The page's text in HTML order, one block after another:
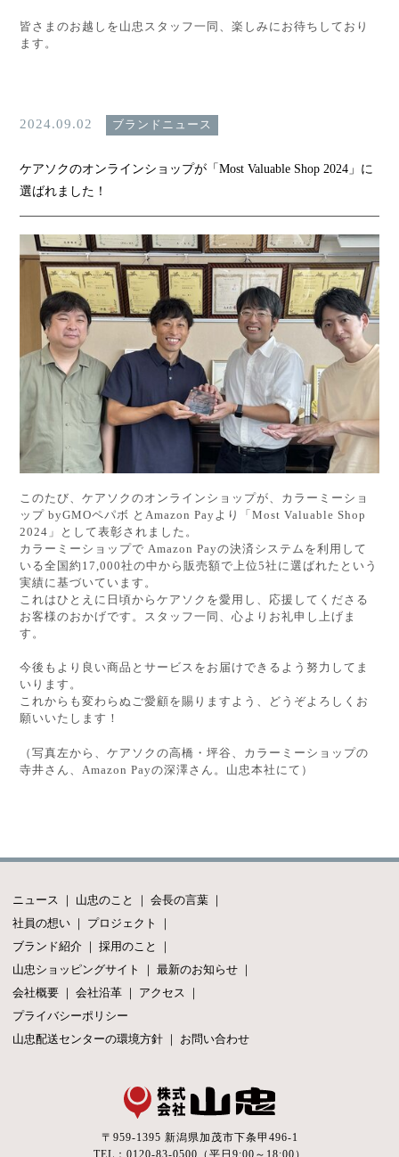
皆さまのお越しを山忠スタッフ一同、楽しみにお待ちしており
ます。
2024.09.02 ブランドニュース
ケアソクのオンラインショップが「Most Valuable Shop 2024」に
選ばれました！
このたび、ケアソクのオンラインショップが、カラーミーショ
ップ byGMOペパボ とAmazon Payより「Most Valuable Shop
2024」として表彰されました。
カラーミーショップで Amazon Payの決済システムを利用して
いる全国約17,000社の中から販売額で上位5社に選ばれたという
実績に基づいています。
これはひとえに日頃からケアソクを愛用し、応援してくださる
お客様のおかげです。スタッフ一同、心よりお礼申し上げま
す。
今後もより良い商品とサービスをお届けできるよう努力してま
いります。
これからも変わらぬご愛顧を賜りますよう、どうぞよろしくお
願いいたします！
（写真左から、ケアソクの高橋・坪谷、カラーミーショップの
寺井さん、 Amazon Payの深澤さん。山忠本社にて）
ニュース ｜ 山忠のこと ｜会長の言葉 ｜
社員の想い ｜ プロジェクト
｜
ブランド紹介 ｜採用のこと
｜
山忠ショッピングサイト
｜最新のお知らせ ｜
会社概要 ｜会社沿革 ｜ アクセス ｜
プライバシーポリシー
山忠配送センターの環境方針 ｜ お問い合わせ
〒959-1395 新潟県加茂市下条甲496-1
TEL：0120-83-0500（平日9:00～18:00）